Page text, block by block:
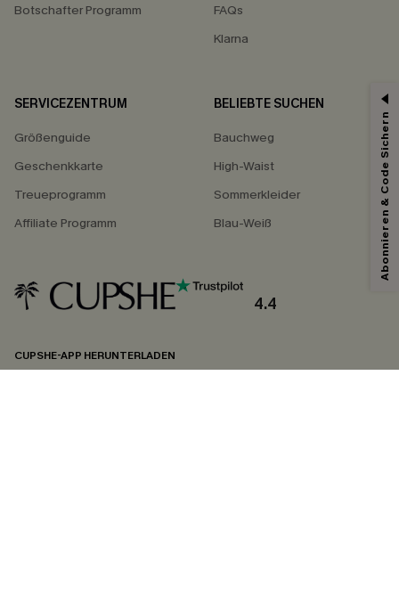
Botschafter Programm
FAQs
Klarna
SERVICEZENTRUM
Größenguide
Geschenkkarte
Treueprogramm
Affiliate Programm
BELIEBTE SUCHEN
Bauchweg
High-Waist
Sommerkleider
Blau-Weiß
4.4
CUPSHE-APP HERUNTERLADEN
Abonnieren & Code Sichern